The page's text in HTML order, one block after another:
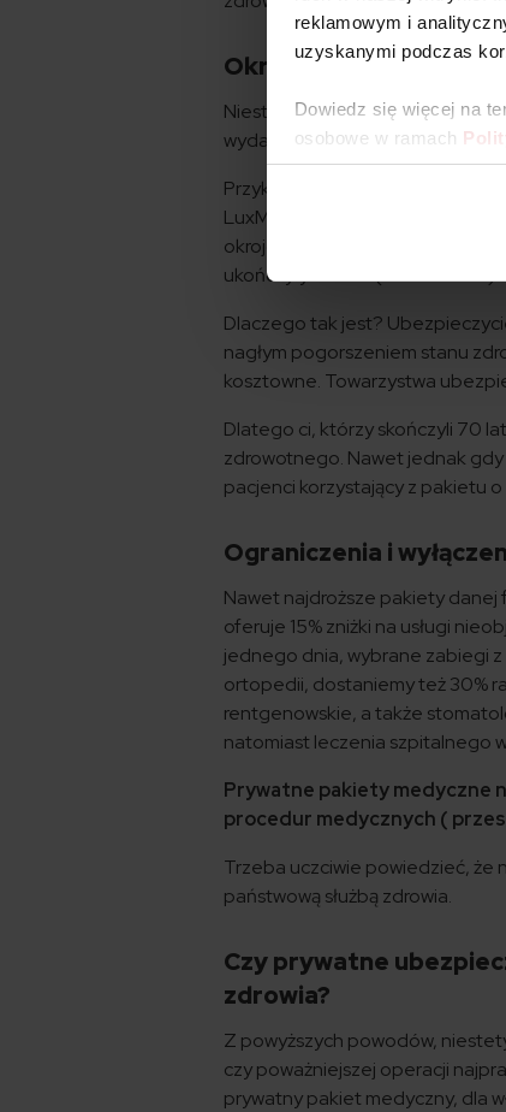
reklamowym i
uzyskanymi podczas
Dowiedz się więcej na
osobowe w ramach
Okrojona oferta dla
Niestety zakres opieki z
wydawać na pierwszy rzut oka.
Przykładowo w Lux Medzie
LuxMed ma co prawda pakiety
okrojony. W Tu Zdrowie
ukończyły 72 lata (rocznik 1946).
Dlaczego tak jest?
nagłym pogorszeniem stanu
kosztowne. Towarzystwa
Dlatego ci, którzy skończyli 70
zdrowotnego. Nawet jednak gdy
pacjenci korzystający z pakietu
Ograniczenia i
Nawet najdroższe pakiety danej
oferuje 15% zniżki na usługi
jednego dnia, wybrane zabiegi
ortopedii, dostaniemy też 30%
rentgenowskie, a także
natomiast leczenia szpitalnego
Prywatne pakiety medyczne
procedur medycznych (
Trzeba uczciwie powiedzieć, że
państwową służbą zdrowia.
Czy prywatne
zdrowia?
Z powyższych powodów,
czy poważniejszej operacji
prywatny pakiet medyczny, dla